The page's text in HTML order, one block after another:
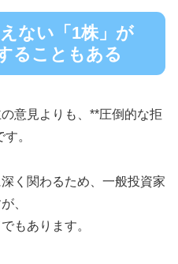
ない「1株」が
ることもある
意見よりも、**圧倒的な拒
。
く関わるため、一般投資家
、
もあります。